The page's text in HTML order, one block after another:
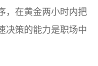
，在黄金两小时内把
决策的能力是职场中